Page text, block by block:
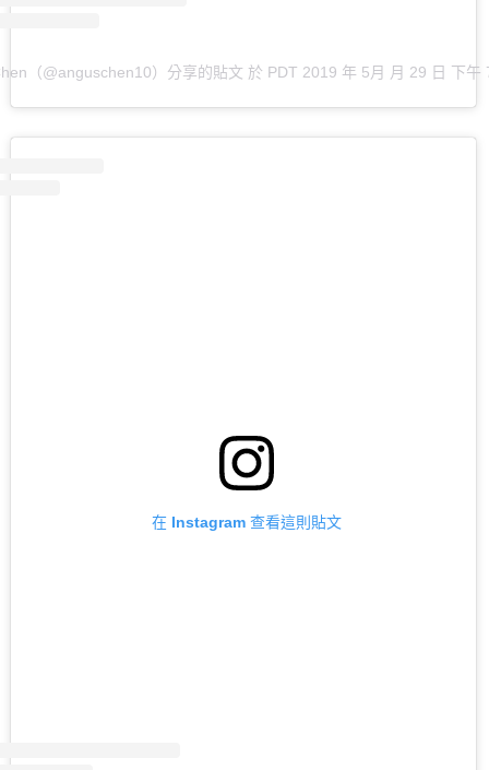
（@anguschen10）分享的貼文 於 PDT 2019 年 5月 月 29 日 下午
在 Instagram 查看這則貼文